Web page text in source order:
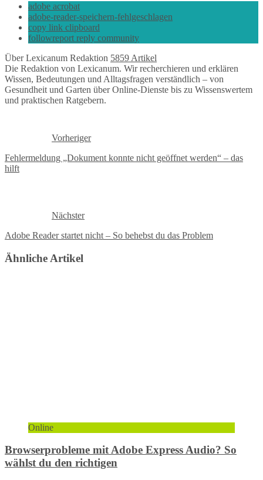
adobe acrobat
adobe-reader-speichern-fehlgeschlagen
copy link clipboard
followreport reply community
Über Lexicanum Redaktion 5859 Artikel
Die Redaktion von Lexicanum. Wir recherchieren und erklären
Wissen, Bedeutungen und Alltagsfragen verständlich – von
Gesundheit und Garten über Online-Dienste bis zu Wissenswertem
und praktischen Ratgebern.
Vorheriger
Fehlermeldung „Dokument konnte nicht geöffnet werden“ – das
hilft
Nächster
Adobe Reader startet nicht – So behebst du das Problem
Ähnliche Artikel
Online
Browserprobleme mit Adobe Express Audio? So
wählst du den richtigen